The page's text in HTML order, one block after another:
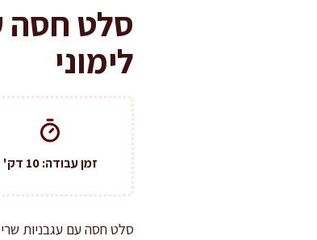
סלט חסה
לימוני
זמן עבודה: 10 דק'
סלט חסה עם עגבניות